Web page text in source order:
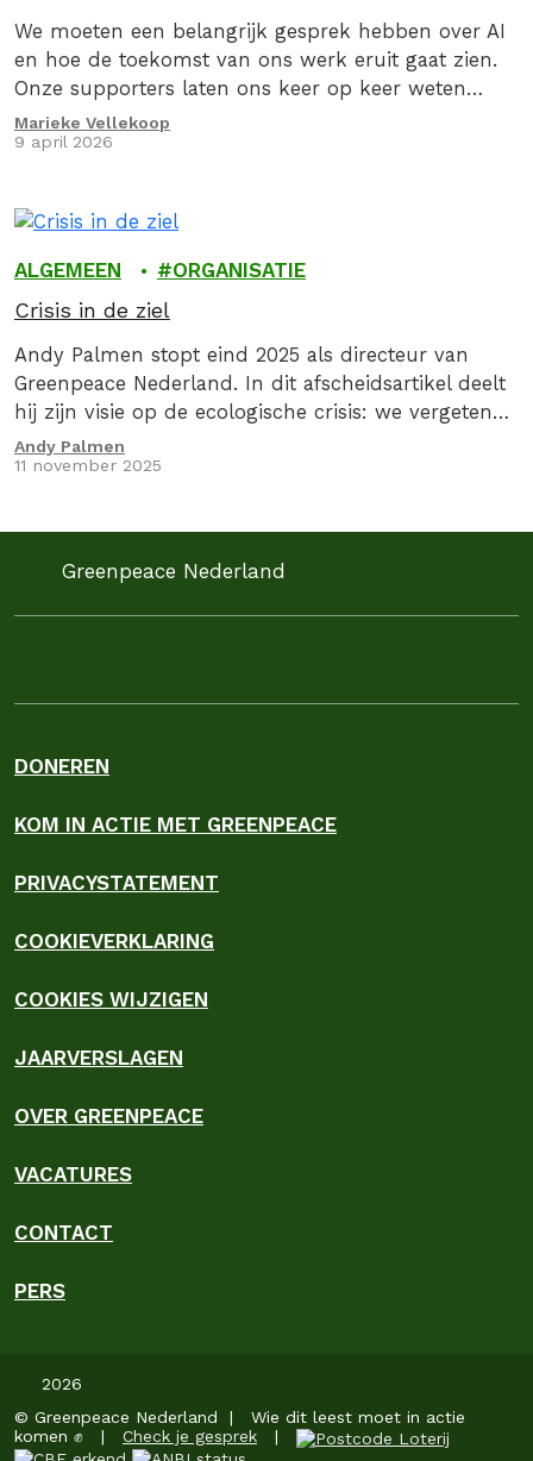
We moeten een belangrijk gesprek hebben over AI
en hoe de toekomst van ons werk eruit gaat zien.
Onze supporters laten ons keer op keer weten
hoezeer ze waarderen dat…
Marieke Vellekoop
9 april 2026
ALGEMEEN ORGANISATIE
Crisis in de ziel
Andy Palmen stopt eind 2025 als directeur van
Greenpeace Nederland. In dit afscheidsartikel deelt
hij zijn visie op de ecologische crisis: we vergeten
vaak hoe diep we verbonden zijn met…
Andy Palmen
11 november 2025
Greenpeace Nederland
DONEREN
KOM IN ACTIE MET GREENPEACE
PRIVACYSTATEMENT
COOKIEVERKLARING
COOKIES WIJZIGEN
JAARVERSLAGEN
OVER GREENPEACE
VACATURES
CONTACT
PERS
2026
© Greenpeace Nederland | Wie dit leest moet in actie
komen ✊ | Check je gesprek |